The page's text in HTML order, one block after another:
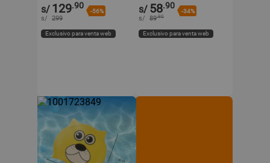
s/ 129.90
-56%
s/ 299
Exclusivo para venta web
s/ 58.90
-34%
s/ 89.90
Exclusivo para venta web